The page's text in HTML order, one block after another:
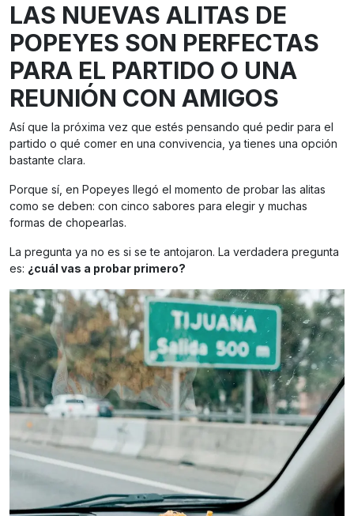
LAS NUEVAS ALITAS DE
POPEYES SON PERFECTAS
PARA EL PARTIDO O UNA
REUNIÓN CON AMIGOS
Así que la próxima vez que estés pensando qué pedir para el
partido o qué comer en una convivencia, ya tienes una opción
bastante clara.
Porque sí, en Popeyes llegó el momento de probar las alitas
como se deben: con cinco sabores para elegir y muchas
formas de chopearlas.
La pregunta ya no es si se te antojaron. La verdadera pregunta
es: ¿cuál vas a probar primero?